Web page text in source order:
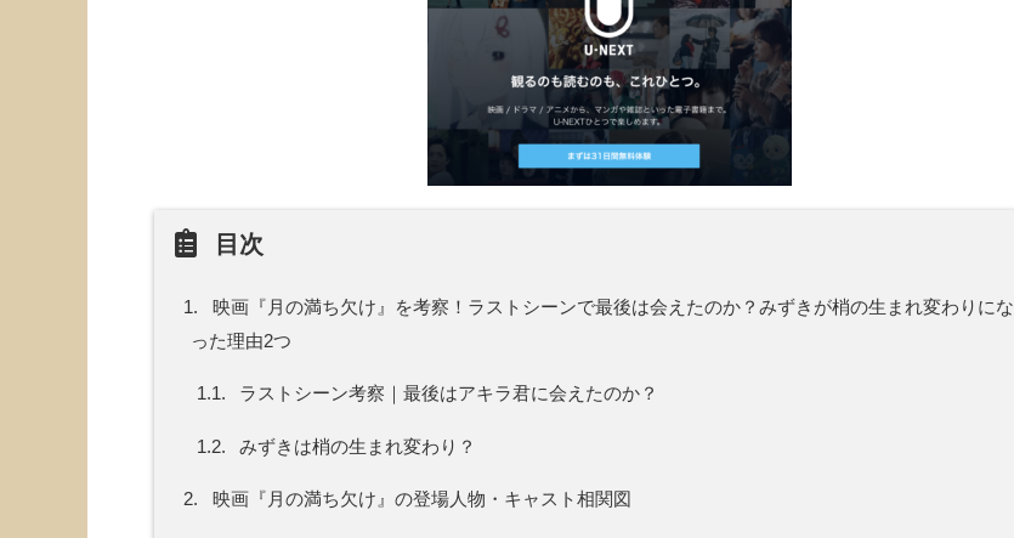
目次
1.
映画『月の満ち欠け』を考察！ラストシーンで最後は会えたのか？みずきが梢の生まれ変わりにな
った理由2つ
1.1. ラストシーン考察｜最後はアキラ君に会えたのか？
1.2. みずきは梢の生まれ変わり？
2. 映画『月の満ち欠け』の登場人物・キャスト相関図